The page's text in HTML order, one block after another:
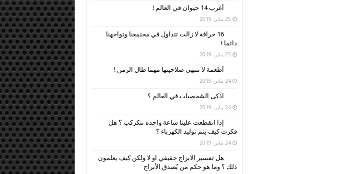
أغرب 14 حيوان في العالم !
25 يناير، 2019
16 خرافة لا زالت تتداول في مجتمعنا وتواجهنا
دائما !
25 يناير، 2019
أطعمة لا تنتهي صلاحيتها مهما طال الزمن !
24 يناير، 2019
اذكى الشخصيات في العالم ؟
24 يناير، 2019
إذا انقطعت علينا ساعة واحده نتكركب ؟ هل
فكرت كيف يتم توليد الكهرباء ؟
24 يناير، 2019
هل تفسير الابراج حقيقي او لا ولكن كيف يعلمون
ذلك ؟ وما هو حكم من يُصدق الأبراج